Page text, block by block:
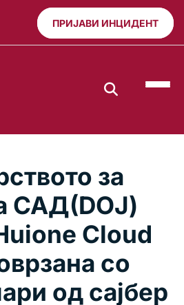
ПРИЈАВИ ИНЦИДЕНТ
за
САД(DOJ)
Cloud
со
од сајбер